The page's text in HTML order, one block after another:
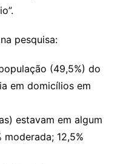
pesquisa:
(49,5%) do
em domicílios em
estavam em algum
moderada; 12,5%